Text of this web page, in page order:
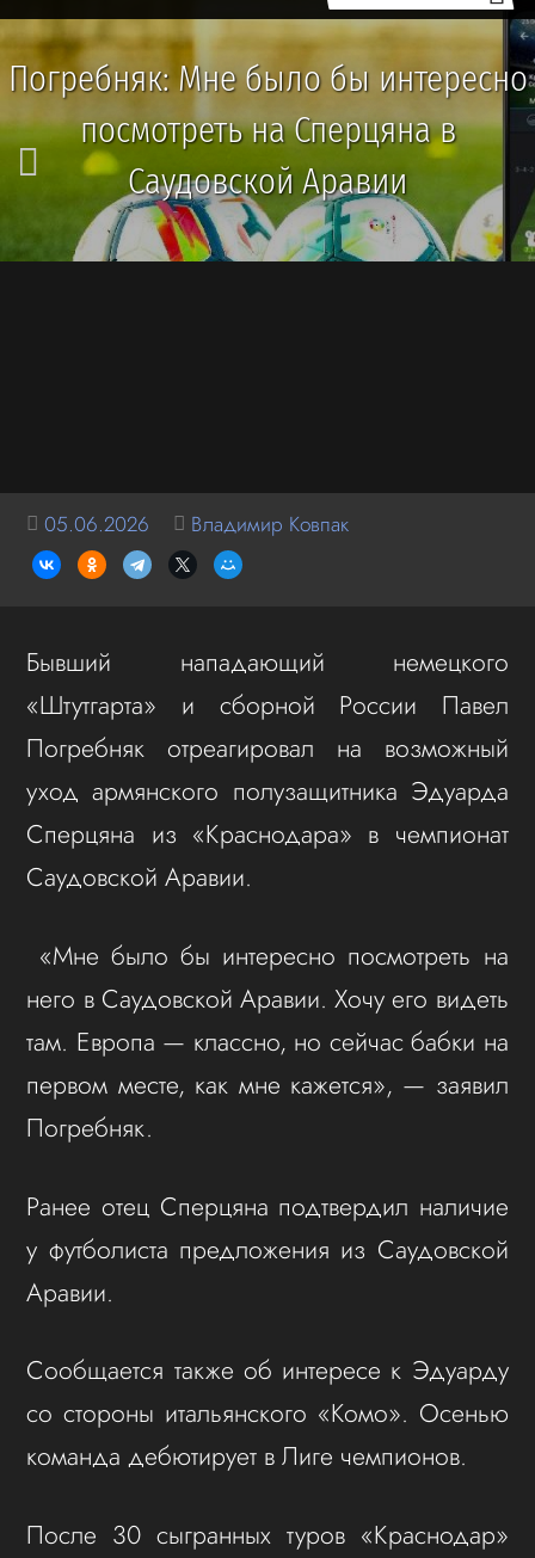
Погребняк: Мне было бы интересно
посмотреть на Сперцяна в
Саудовской Аравии
05.06.2026 Владимир Ковпак
Бывший нападающий немецкого
«Штутгарта» и сборной России Павел
Погребняк отреагировал на возможный
уход армянского полузащитника Эдуарда
Сперцяна из «Краснодара» в чемпионат
Саудовской Аравии.
«Мне было бы интересно посмотреть на
него в Саудовской Аравии. Хочу его видеть
там. Европа — классно, но сейчас бабки на
первом месте, как мне кажется», — заявил
Погребняк.
Ранее отец Сперцяна подтвердил наличие
у футболиста предложения из Саудовской
Аравии.
Сообщается также об интересе к Эдуарду
со стороны итальянского «Комо». Осенью
команда дебютирует в Лиге чемпионов.
После 30 сыгранных туров «Краснодар»